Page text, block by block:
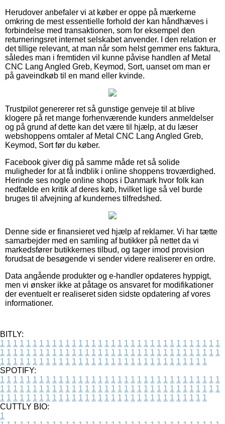
Herudover anbefaler vi at køber er oppe på mærkerne
omkring de mest essentielle forhold der kan håndhæves i
forbindelse med transaktionen, som for eksempel den
returneringsret internet selskabet anvender. I den relation er
det tillige relevant, at man når som helst gemmer ens faktura,
således man i fremtiden vil kunne påvise handlen af Metal
CNC Lang Angled Greb, Keymod, Sort, uanset om man er
på gaveindkøb til en mand eller kvinde.
Trustpilot genererer ret så gunstige genveje til at blive
klogere på ret mange forhenværende kunders anmeldelser
og på grund af dette kan det være til hjælp, at du læser
webshoppens omtaler af Metal CNC Lang Angled Greb,
Keymod, Sort før du køber.
Facebook giver dig på samme måde ret så solide
muligheder for at få indblik i online shoppens troværdighed.
Herinde ses nogle online shops i Danmark hvor folk kan
nedfælde en kritik af deres køb, hvilket lige så vel burde
bruges til afvejning af kundernes tilfredshed.
Denne side er finansieret ved hjælp af reklamer. Vi har tætte
samarbejder med en samling af butikker på nettet da vi
markedsfører butikkernes tilbud, og tager imod provision
forudsat de besøgende vi sender videre realiserer en ordre.
Data angående produkter og e-handler opdateres hyppigt,
men vi ønsker ikke at påtage os ansvaret for modifikationer
der eventuelt er realiseret siden sidste opdatering af vores
informationer.
BITLY:
1 1 1 1 1 1 1 1 1 1 1 1 1 1 1 1 1 1 1 1 1 1 1 1 1 1 1 1 1 1 1 1 1 1
1 1 1 1 1 1 1 1 1 1 1 1 1 1 1 1 1 1 1 1 1 1 1 1 1 1 1 1 1 1 1 1 1 1
1 1 1 1 1 1 1 1 1 1 1 1 1 1 1 1 1 1 1 1 1 1 1 1 1 1 1 1 1 1 1 1
SPOTIFY:
1 1 1 1 1 1 1 1 1 1 1 1 1 1 1 1 1 1 1 1 1 1 1 1 1 1 1 1 1 1 1 1 1 1
1 1 1 1 1 1 1 1 1 1 1 1 1 1 1 1 1 1 1 1 1 1 1 1 1 1 1 1 1 1 1 1 1 1
1 1 1 1 1 1 1 1 1 1 1 1 1 1 1 1 1 1 1 1 1 1 1 1 1 1 1 1 1 1 1 1
CUTTLY BIO:
1